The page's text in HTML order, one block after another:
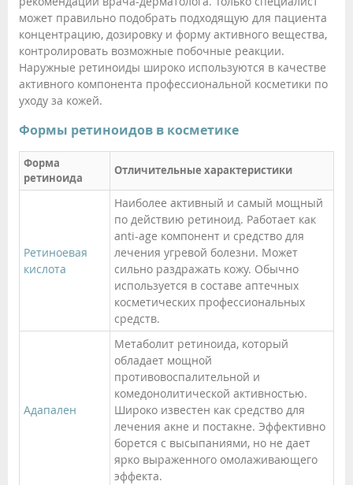
может правильно подобрать подходящую для пациента
концентрацию, дозировку и форму активного вещества,
контролировать возможные побочные реакции.
Наружные ретиноиды широко используются в качестве
активного компонента профессиональной косметики по
уходу за кожей.
Формы ретиноидов в косметике
Форма
ретиноида
Отличительные характеристики
Ретиноевая
кислота
Наиболее активный и самый мощный
по действию ретиноид. Работает как
anti-age компонент и средство для
лечения угревой болезни. Может
сильно раздражать кожу. Обычно
используется в составе аптечных
косметических профессиональных
средств.
Адапален
Метаболит ретиноида, который
обладает мощной
противовоспалительной и
комедонолитической активностью.
Широко известен как средство для
лечения акне и постакне. Эффективно
борется с высыпаниями, но не дает
ярко выраженного омолаживающего
эффекта.